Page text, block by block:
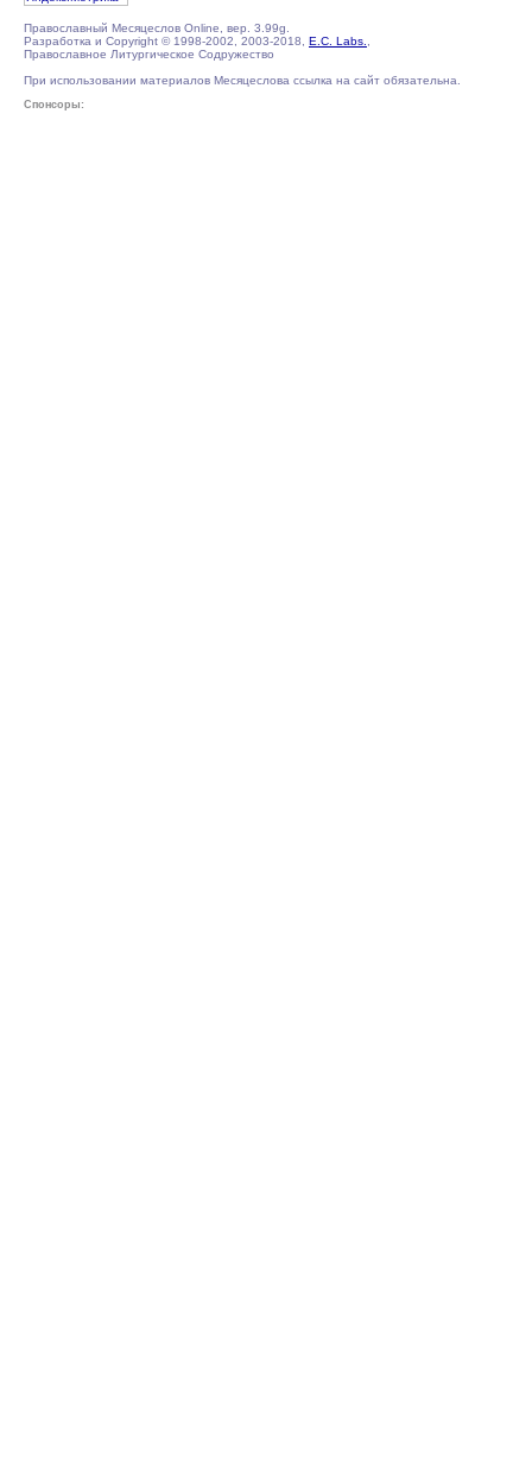
Православный Месяцеслов Online, вер. 3.99g.
Разработка и Copyright © 1998-2002, 2003-2018, E.C. Labs.
Православное Литургическое Содружество
При использовании материалов Месяцеслова ссылка на сайт обязательна.
Спонсоры: